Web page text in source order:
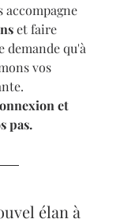
accompagne
et faire
demande qu'à
vos
et
pas.
élan à